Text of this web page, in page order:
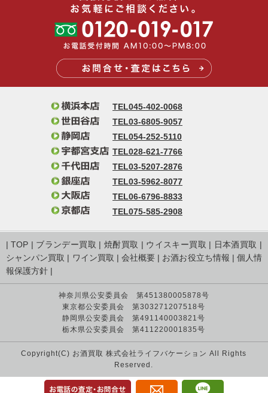
TEL045-402-0068
TEL03-6805-9057
TEL054-252-5110
TEL028-621-7766
TEL03-5207-2876
TEL03-5962-8077
TEL06-6796-8833
TEL075-585-2908
|TOP | ブランデー買取 | 焼酎買取 | ウイスキー買取 | 日本酒買取 |
シャンパン買取 | ワイン買取 | 会社概要 | お酒お役立ち情報 | 個人情
報保護方針 |
神奈川県公安委員会 第451380005878号
東京都公安委員会 第303271207518号
静岡県公安委員会 第491140003821号
栃木県公安委員会 第411220001835号
Copyright(C) お酒買取 株式会社ライフバケーション All Rights
Reserved.